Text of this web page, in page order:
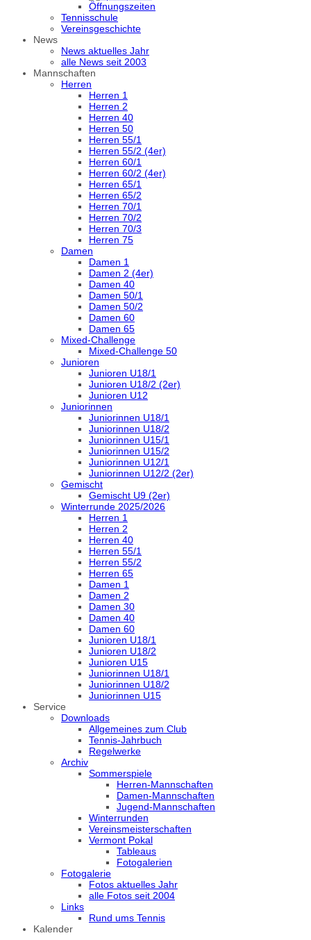
Öffnungszeiten
Tennisschule
Vereinsgeschichte
News
News aktuelles Jahr
alle News seit 2003
Mannschaften
Herren
Herren 1
Herren 2
Herren 40
Herren 50
Herren 55/1
Herren 55/2 (4er)
Herren 60/1
Herren 60/2 (4er)
Herren 65/1
Herren 65/2
Herren 70/1
Herren 70/2
Herren 70/3
Herren 75
Damen
Damen 1
Damen 2 (4er)
Damen 40
Damen 50/1
Damen 50/2
Damen 60
Damen 65
Mixed-Challenge
Mixed-Challenge 50
Junioren
Junioren U18/1
Junioren U18/2 (2er)
Junioren U12
Juniorinnen
Juniorinnen U18/1
Juniorinnen U18/2
Juniorinnen U15/1
Juniorinnen U15/2
Juniorinnen U12/1
Juniorinnen U12/2 (2er)
Gemischt
Gemischt U9 (2er)
Winterrunde 2025/2026
Herren 1
Herren 2
Herren 40
Herren 55/1
Herren 55/2
Herren 65
Damen 1
Damen 2
Damen 30
Damen 40
Damen 60
Junioren U18/1
Junioren U18/2
Junioren U15
Juniorinnen U18/1
Juniorinnen U18/2
Juniorinnen U15
Service
Downloads
Allgemeines zum Club
Tennis-Jahrbuch
Regelwerke
Archiv
Sommerspiele
Herren-Mannschaften
Damen-Mannschaften
Jugend-Mannschaften
Winterrunden
Vereinsmeisterschaften
Vermont Pokal
Tableaus
Fotogalerien
Fotogalerie
Fotos aktuelles Jahr
alle Fotos seit 2004
Links
Rund ums Tennis
Kalender